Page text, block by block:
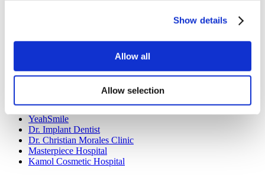
Show details
Allow all
Allow selection
Luna Klinik
Istanbul European Center
Dr. Vivo Hair Clinic
YeahSmile
Dr. Implant Dentist
Dr. Christian Morales Clinic
Masterpiece Hospital
Kamol Cosmetic Hospital